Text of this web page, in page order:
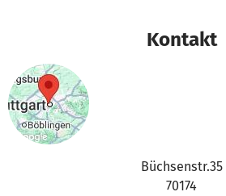
Vielen Dank für Eure Unterstützung,
das betterplace.org-TeamKontakt
Büchsenstr.35
70174